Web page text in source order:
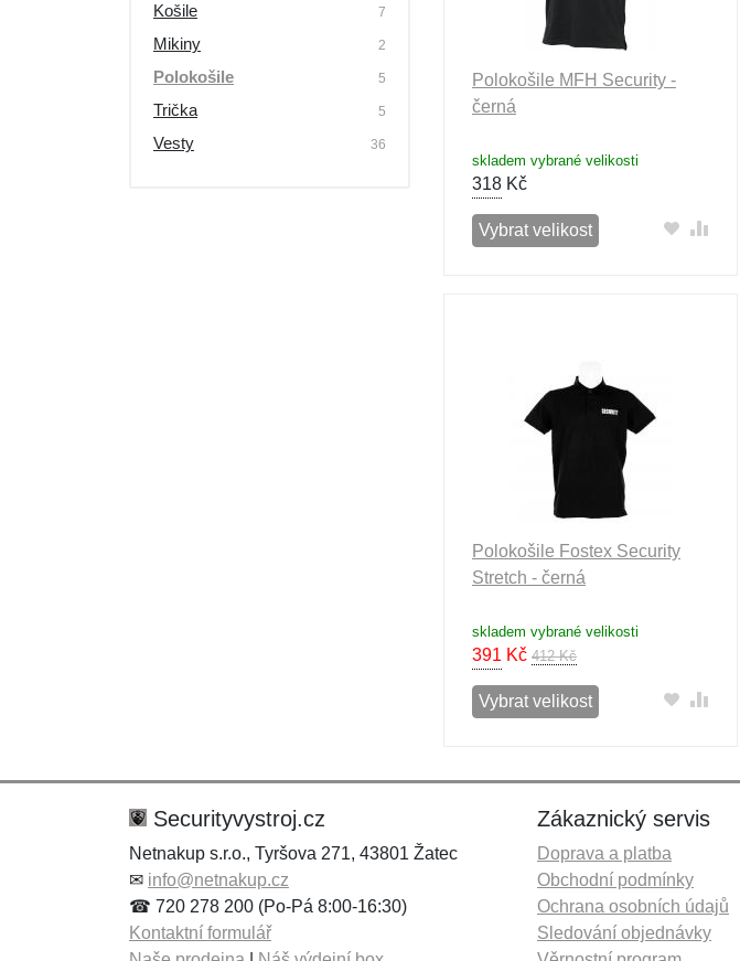
Košile 7
Mikiny 2
Polokošile 5
Trička 5
Vesty 36
Polokošile MFH Security -
černá
skladem vybrané velikosti
318 Kč
Vybrat velikost
Polokošile Fostex Security
Stretch - černá
skladem vybrané velikosti
391 Kč 412 Kč
Vybrat velikost
Securityvystroj.cz
Netnakup s.r.o., Tyršova 271, 43801 Žatec
✉ info@netnakup.cz
☎ 720 278 200 (Po-Pá 8:00-16:30)
Kontaktní formulář
Zákaznický servis
Doprava a platba
Obchodní podmínky
Ochrana osobních údajů
Sledování objednávky